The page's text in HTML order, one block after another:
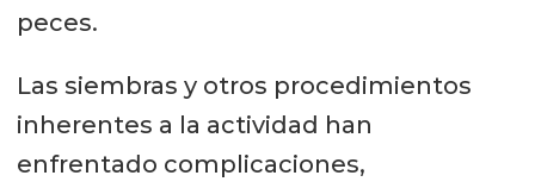
peces.
Las siembras y otros procedimientos
inherentes a la actividad han
enfrentado complicaciones,